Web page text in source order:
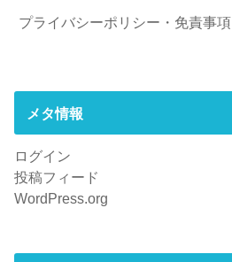
プライバシーポリシー・免責事項
メタ情報
ログイン
投稿フィード
WordPress.org